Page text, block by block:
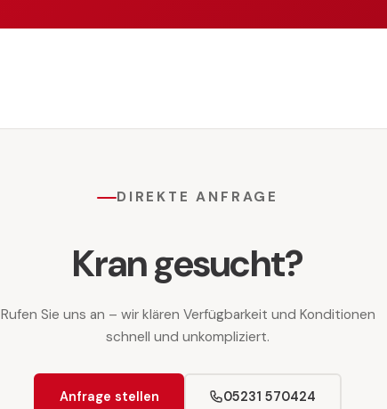
DIREKTE ANFRAGE
Kran gesucht?
Rufen Sie uns an – wir klären Verfügbarkeit und Konditionen
schnell und unkompliziert.
Anfrage stellen 05231 570424